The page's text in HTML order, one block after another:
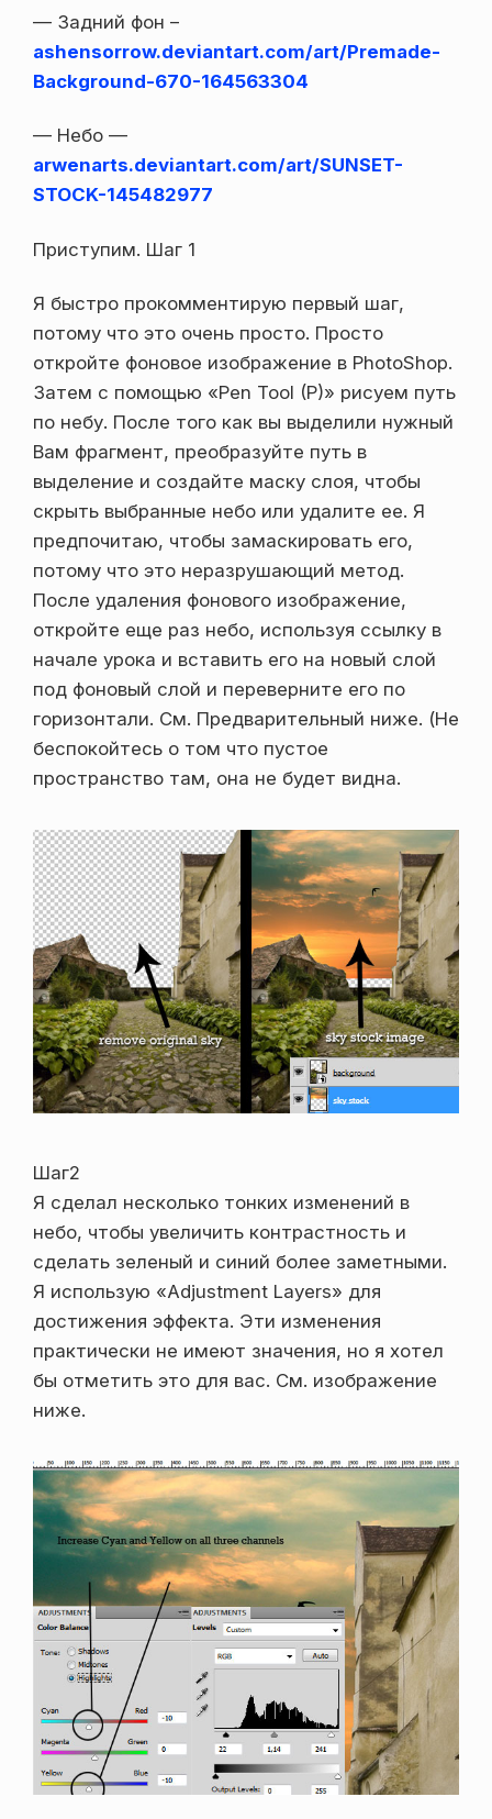
— Задний фон –
ashensorrow.deviantart.com/art/Premade-
Background-670-164563304
— Небо —
arwenarts.deviantart.com/art/SUNSET-
STOCK-145482977
Приступим. Шаг 1
Я быстро прокомментирую первый шаг,
потому что это очень просто. Просто
откройте фоновое изображение в PhotoShop.
Затем с помощью «Pen Tool (P)» рисуем путь
по небу. После того как вы выделили нужный
Вам фрагмент, преобразуйте путь в
выделение и создайте маску слоя, чтобы
скрыть выбранные небо или удалите ее. Я
предпочитаю, чтобы замаскировать его,
потому что это неразрушающий метод.
После удаления фонового изображение,
откройте еще раз небо, используя ссылку в
начале урока и вставить его на новый слой
под фоновый слой и переверните его по
горизонтали. См. Предварительный ниже. (Не
беспокойтесь о том что пустое
пространство там, она не будет видна.
Шаг2
Я сделал несколько тонких изменений в
небо, чтобы увеличить контрастность и
сделать зеленый и синий более заметными.
Я использую «Adjustment Layers» для
достижения эффекта. Эти изменения
практически не имеют значения, но я хотел
бы отметить это для вас. См. изображение
ниже.